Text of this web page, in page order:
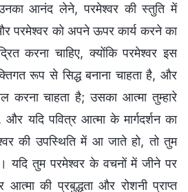
आनंद लेने, परमेश्वर की स्तुति में
परमेश्वर को अपने ऊपर कार्य करने का
करना चाहिए, क्योंकि परमेश्वर इस
रूप से सिद्ध बनाना चाहता है, और
करना चाहता है; उसका आत्मा तुम्हारे
यदि पवित्र आत्मा के मार्गदर्शन का
की उपस्थिति में आ जाते हो, तो तुम
यदि तुम परमेश्वर के वचनों में जीने पर
की प्रबुद्धता और रोशनी प्राप्त